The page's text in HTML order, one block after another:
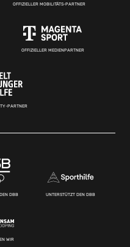
OFFIZIELLER MOBILITÄTS-PARTNER
OFFIZIELLER MEDIENPARTNER
PARTNER
DBB UNTERSTÜTZT DEN DBB
WIR